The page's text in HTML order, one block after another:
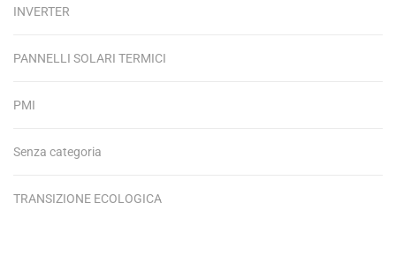
INVERTER
PANNELLI SOLARI TERMICI
PMI
Senza categoria
TRANSIZIONE ECOLOGICA